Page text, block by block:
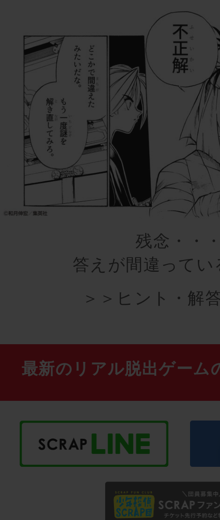
残念・・
答えが間違って
＞＞ヒント・解
最新のリアル脱出ゲーム